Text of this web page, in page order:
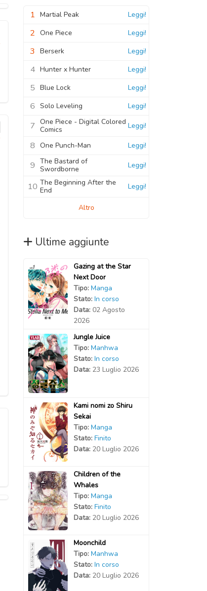
1 Martial Peak Leggi!
2 One Piece Leggi!
3 Berserk Leggi!
4 Hunter x Hunter Leggi!
5 Blue Lock Leggi!
6 Solo Leveling Leggi!
7 One Piece - Digital Colored
Comics
Leggi!
8 One Punch-Man Leggi!
9 The Bastard of
Swordborne
Leggi!
10 The Beginning After the
End
Leggi!
Altro
Ultime aggiunte
Gazing at the Star
Next Door
Tipo: Manga
Stato: In corso
Data: 02 Agosto
2026
Jungle Juice
Tipo: Manhwa
Stato: In corso
Data: 23 Luglio 2026
Kami nomi zo Shiru
Sekai
Tipo: Manga
Stato: Finito
Data: 20 Luglio 2026
Children of the
Whales
Tipo: Manga
Stato: Finito
Data: 20 Luglio 2026
Moonchild
Tipo: Manhwa
Stato: In corso
Data: 20 Luglio 2026